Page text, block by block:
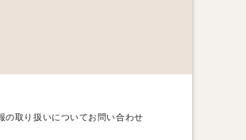
の取り扱いについてお問い合わせ